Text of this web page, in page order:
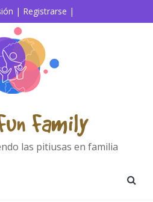
| Registrarse |
Family
las pitiusas en familia